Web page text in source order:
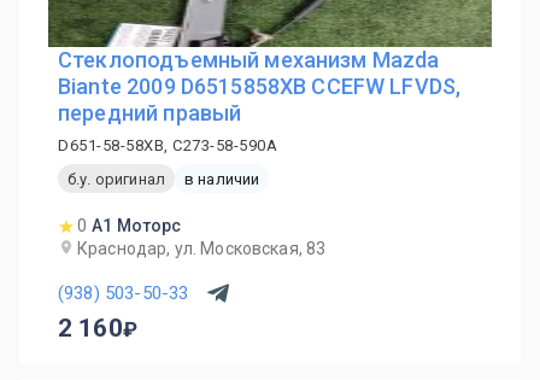
Стеклоподъемный механизм Mazda
Biante 2009 D6515858XB CCEFW LFVDS,
передний правый
D651-58-58XB, C273-58-590A
б.у. оригинал
в наличии
0 А1 Моторс
Краснодар, ул. Московская, 83
(938) 503-50-33
2 160